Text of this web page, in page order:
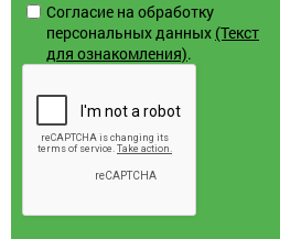
Согласие на обработку
персональных данных (Текст
для ознакомления).